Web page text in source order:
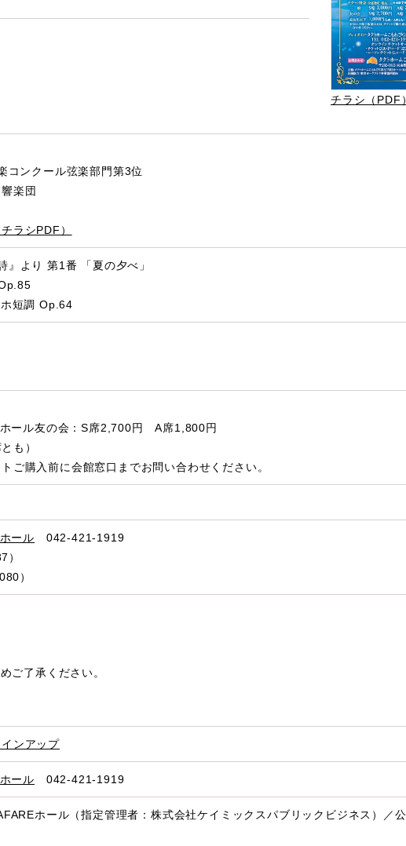
チラシ（PDF）
ンクール弦楽部門第3位
楽団
ラシPDF）
』より 第1番 「夏の夕べ」
短調 Op.64
ール友の会：S席2,700円 A席1,800円
も）
ご購入前に会館窓口までお問い合わせください。
ール 042-421-1919
）
）
ご了承ください。
インアップ
ール 042-421-1919
ホール（指定管理者：株式会社ケイミックスパブリックビジネス）／